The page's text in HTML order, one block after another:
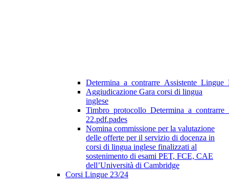
Aggiudicazione Gara corsi di lingua
inglese
22.pdf.pades
Nomina commissione per la valutazione
delle offerte per il servizio di docenza in
corsi di lingua inglese finalizzati al
sostenimento di esami PET, FCE, CAE
dell’Università di Cambridge
Corsi Lingue 23/24